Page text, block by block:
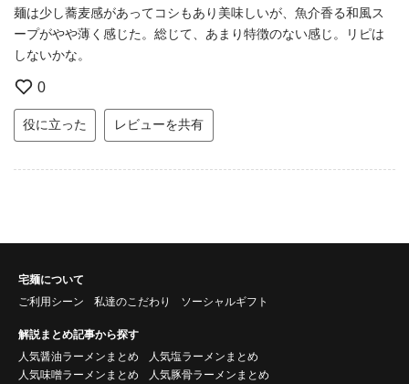
麺は少し蕎麦感があってコシもあり美味しいが、魚介香る和風ス
ープがやや薄く感じた。総じて、あまり特徴のない感じ。リピは
しないかな。
0
役に立った レビューを共有
宅麺について
ご利用シーン
私達のこだわり ソーシャルギフト
解説まとめ記事から探す
人気醤油ラーメンまとめ
人気塩ラーメンまとめ
人気味噌ラーメンまとめ
人気豚骨ラーメンまとめ